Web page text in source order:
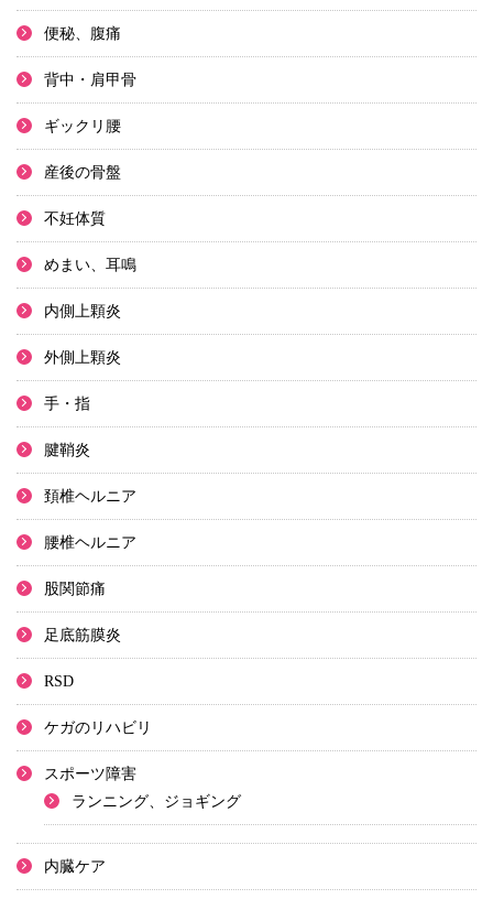
便秘、腹痛
背中・肩甲骨
ギックリ腰
産後の骨盤
不妊体質
めまい、耳鳴
内側上顆炎
外側上顆炎
手・指
腱鞘炎
頚椎ヘルニア
腰椎ヘルニア
股関節痛
足底筋膜炎
RSD
ケガのリハビリ
スポーツ障害
ランニング、ジョギング
内臓ケア